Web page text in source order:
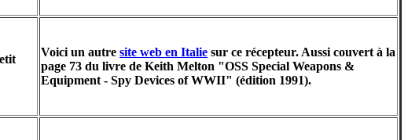
Voici un autre site web en Italie sur ce récepteur. Aussi couvert à la
page 73 du livre de Keith Melton "OSS Special Weapons &
Equipment - Spy Devices of WWII" (édition 1991).